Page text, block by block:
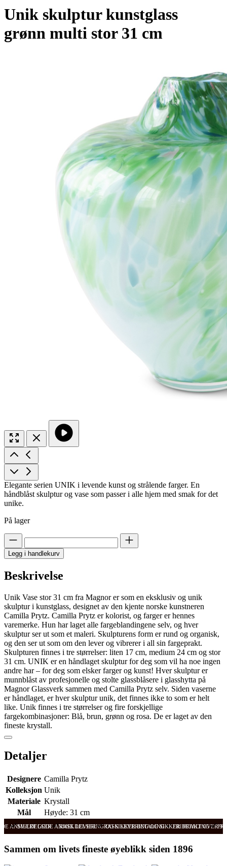
Unik skulptur kunstglass
grønn multi stor 31 cm
Elegante serien UNIK i levende kunst og strålende farger. En
håndblåst skulptur og vase som passer i alle hjem med smak for det
unike.
På lager
Legg i handlekurv
Beskrivelse
Unik Vase stor 31 cm fra Magnor er som en eksklusiv og unik
skulptur i kunstglass, designet av den kjente norske kunstneren
Camilla Prytz. Camilla Prytz er kolorist, og farger er hennes
varemerke. Hun har laget alle fargeblandingene selv, og hver
skulptur ser ut som et maleri. Skulpturens form er rund og organisk,
og den ser ut som om den lever og vibrerer i all sin fargeprakt.
Skulpturen finnes i tre størrelser: liten 17 cm, medium 24 cm og stor
31 cm. UNIK er en håndlaget skulptur for deg som vil ha noe ingen
andre har – for deg som elsker farger og kunst! Hver skulptur er
munnblåst av profesjonelle og stolte glassblåsere i glasshytta på
Magnor Glassverk sammen med Camilla Prytz selv. Siden vaserne
er håndlaget, er hver skulptur unik, det finnes ikke to som er helt
like. Unik finnes i tre størrelser og fire forskjellige
fargekombinasjoner: Blå, brun, grønn og rosa. De er laget av den
fineste krystall.
Detaljer
Designere Camilla Prytz
Kolleksjon Unik
Materiale Krystall
Mål
Høyde: 31 cm
ANMELDELSER RASK LEVERING OG SIKKER BETALING FRI FRAKT OVER
SVÆRT GODE ANMELDELSER RASK LEVERING OG SIKKER BETALING
Sammen om livets fineste øyeblikk siden 1896